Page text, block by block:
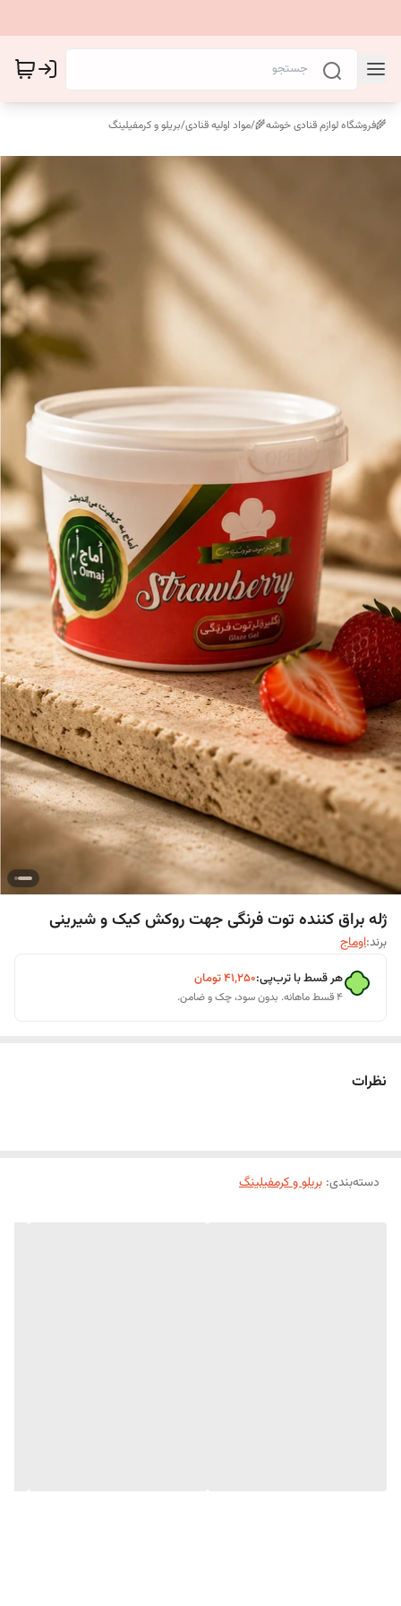
🌾فروشگاه لوازم قنادی خوشه🌾/مواد اولیه قنادی/بریلو و کرمفیلینگ
ژله براق کننده توت فرنگی جهت روکش کیک و شیرینی
برند:اوماج
هر قسط با ترب‌پی:۴۱٬۲۵۰تومان
۴ قسط ماهانه. بدون سود، چک و ضامن.
نظرات
دسته‌بندی: بریلو و کرمفیلینگ